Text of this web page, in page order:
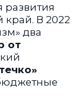
развития
край. В 2022
два
от